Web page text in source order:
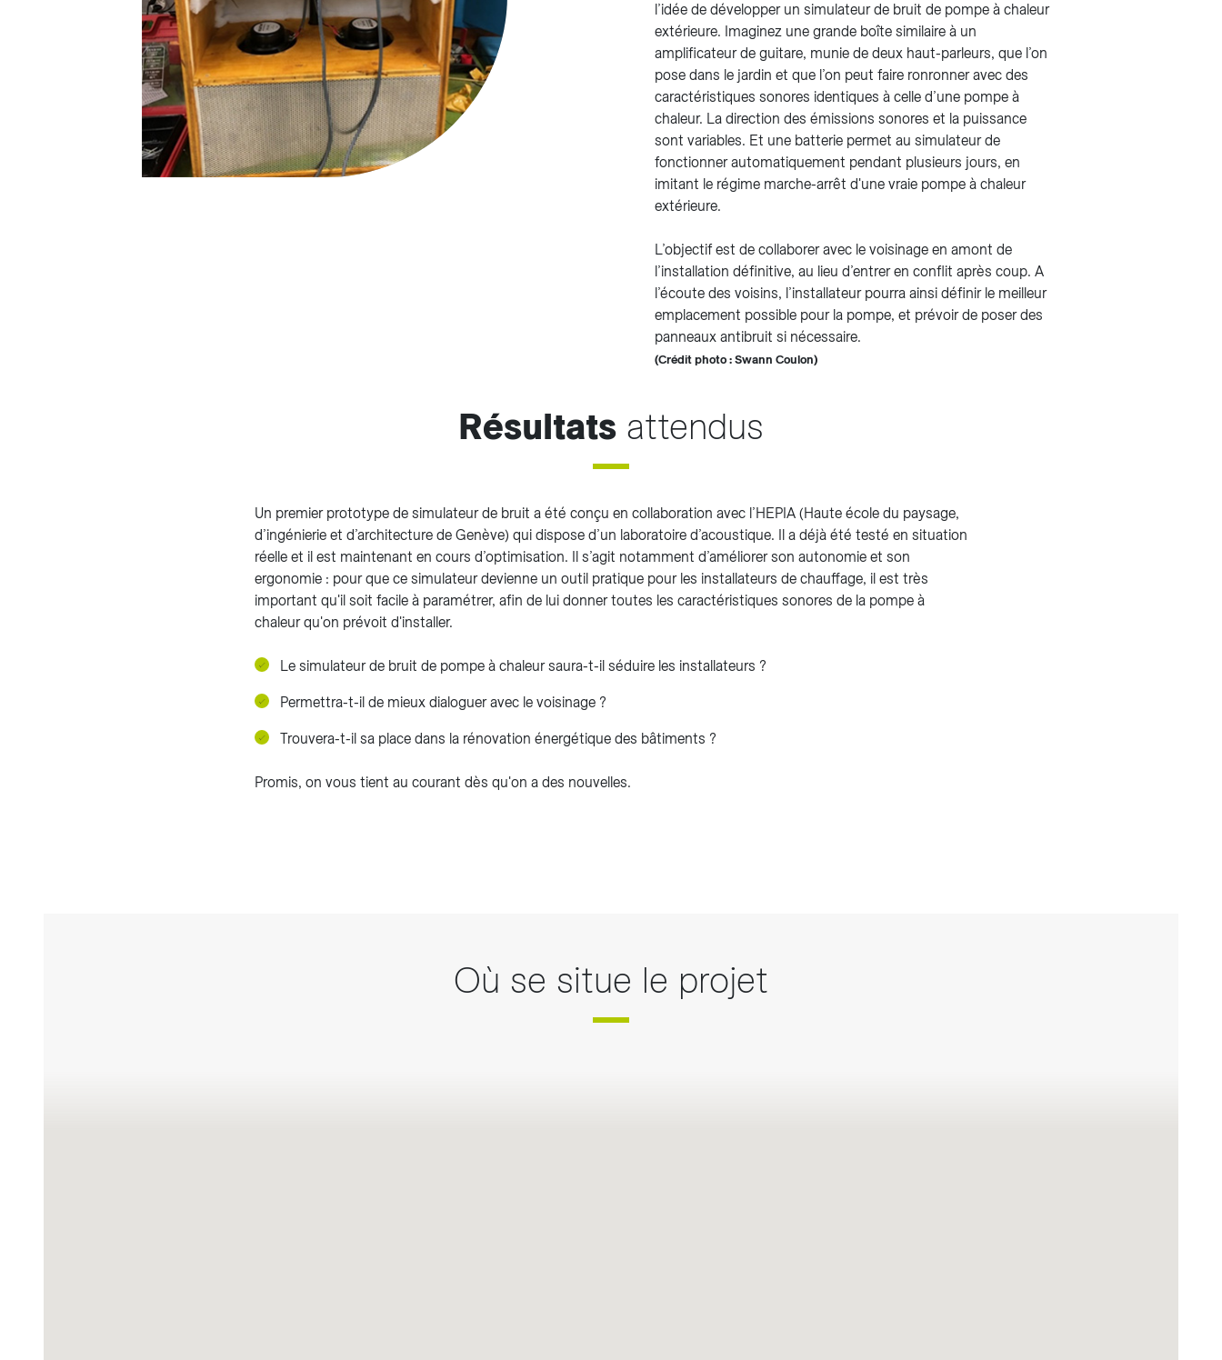
l’idée de développer un simulateur de bruit de pompe à chaleur
extérieure. Imaginez une grande boîte similaire à un
amplificateur de guitare, munie de deux haut-parleurs, que l’on
pose dans le jardin et que l’on peut faire ronronner avec des
caractéristiques sonores identiques à celle d’une pompe à
chaleur. La direction des émissions sonores et la puissance
sont variables. Et une batterie permet au simulateur de
fonctionner automatiquement pendant plusieurs jours, en
imitant le régime marche-arrêt d'une vraie pompe à chaleur
extérieure.
L’objectif est de collaborer avec le voisinage en amont de
l’installation définitive, au lieu d’entrer en conflit après coup. A
l’écoute des voisins, l’installateur pourra ainsi définir le meilleur
emplacement possible pour la pompe, et prévoir de poser des
panneaux antibruit si nécessaire.
(Crédit photo : Swann Coulon)
Résultats attendus
Un premier prototype de simulateur de bruit a été conçu en collaboration avec l’HEPIA (Haute école du paysage,
d’ingénierie et d’architecture de Genève) qui dispose d’un laboratoire d’acoustique. Il a déjà été testé en situation
réelle et il est maintenant en cours d’optimisation. Il s’agit notamment d’améliorer son autonomie et son
ergonomie : pour que ce simulateur devienne un outil pratique pour les installateurs de chauffage, il est très
important qu'il soit facile à paramétrer, afin de lui donner toutes les caractéristiques sonores de la pompe à
chaleur qu'on prévoit d'installer.
Le simulateur de bruit de pompe à chaleur saura-t-il séduire les installateurs ?
Permettra-t-il de mieux dialoguer avec le voisinage ?
Trouvera-t-il sa place dans la rénovation énergétique des bâtiments ?
Promis, on vous tient au courant dès qu'on a des nouvelles.
Où se situe le projet